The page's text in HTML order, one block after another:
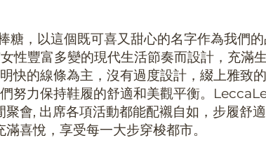
，以這個既可喜又甜心的名字作為我們的
性豐富多變的現代生活節奏而設計，充滿
快的線條為主，沒有過度設計，綴上雅致
努力保持鞋履的舒適和美觀平衡。
會, 出席各項活動都能配襯自如，步履舒
喜悅，享受每一大步穿梭都市。